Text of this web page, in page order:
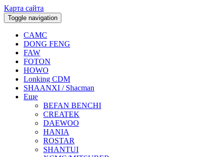
Карта сайта
Toggle navigation
CAMC
DONG FENG
FAW
FOTON
HOWO
Lonking CDM
SHAANXI / Shacman
Еще
BEFAN BENCHI
CREATEK
DAEWOO
HANIA
ROSTAR
SHANTUI